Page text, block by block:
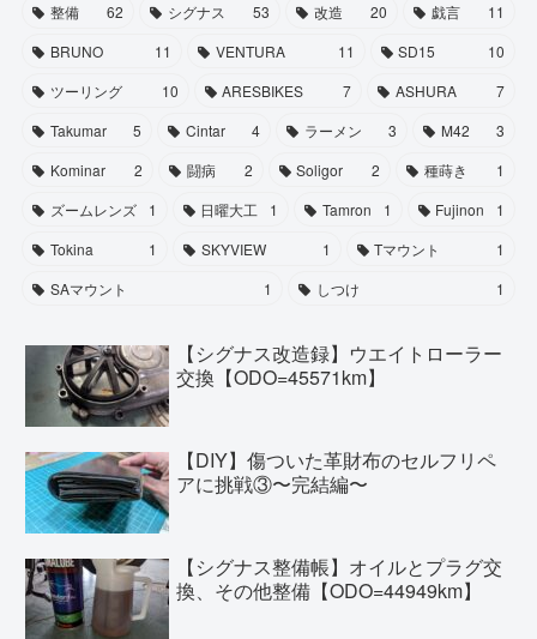
整備 62 シグナス 53 改造 20 戯言
11
BRUNO
11 VENTURA 11 SD15
10
ツーリング
10 ARESBIKES 7 ASHURA
7
Takumar
5 Cintar 4 ラーメン 3 M42
3
Kominar
2 闘病 2 Soligor 2 種蒔き
1
ズームレンズ
1 日曜大工 1 Tamron 1 Fujinon
1
Tokina
1 SKYVIEW 1 Tマウント
1
SAマウント
1 しつけ 1
【シグナス改造録】ウエイトローラー
交換【ODO=45571km】
【DIY】傷ついた革財布のセルフリペ
アに挑戦③〜完結編〜
【シグナス整備帳】オイルとプラグ交
換、その他整備【ODO=44949km】